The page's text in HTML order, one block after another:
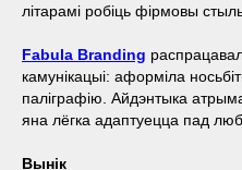
літарамі робіць фірмовы
Fabula Branding
камунікацыі: аформіла
паліграфію. Айдэнтыка
яна лёгка адаптуецца пад
Вынік